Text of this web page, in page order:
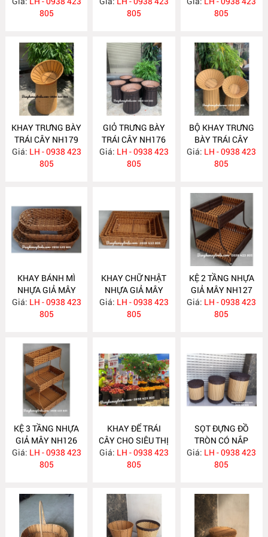
805
NH181
805
805
KHAY TRƯNG BÀY
TRÁI CÂY NH179
Giá: LH - 0938 423
805
GIỎ TRƯNG BÀY
TRÁI CÂY NH176
Giá: LH - 0938 423
805
BỘ KHAY TRƯNG
BÀY TRÁI CÂY
CHO SIÊU THỊ-
CỬA HÀNG NH168
Giá: LH - 0938 423
805
KHAY BÁNH MÌ
NHỰA GIẢ MÂY
NH129
Giá: LH - 0938 423
805
KHAY CHỮ NHẬT
NHỰA GIẢ MÂY
NH128
Giá: LH - 0938 423
805
KỆ 2 TẦNG NHỰA
GIẢ MÂY NH127
Giá: LH - 0938 423
805
KỆ 3 TẦNG NHỰA
GIẢ MÂY NH126
Giá: LH - 0938 423
805
KHAY ĐỂ TRÁI
CÂY CHO SIÊU THỊ
NH118
Giá: LH - 0938 423
805
SỌT ĐỰNG ĐỒ
TRÒN CÓ NẮP
NH103
Giá: LH - 0938 423
805